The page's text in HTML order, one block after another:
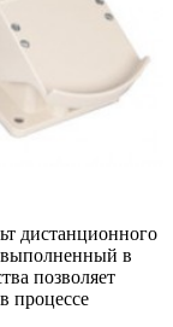
дистанционного
выполненный в
позволяет
процессе